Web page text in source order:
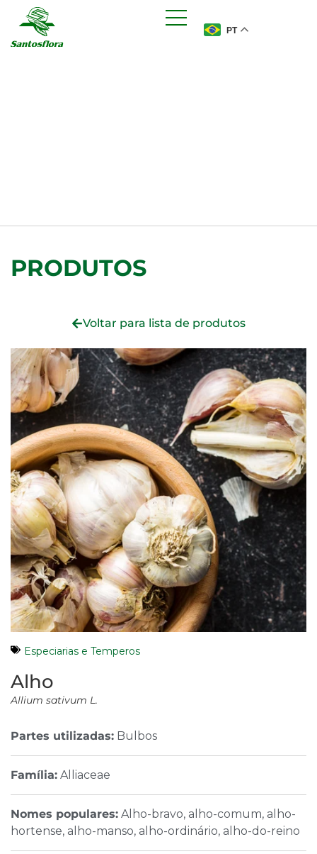
PT
PRODUTOS
Voltar para lista de produtos
Especiarias e Temperos
Alho
Allium sativum L.
Partes utilizadas: Bulbos
Família: Alliaceae
Nomes populares: Alho-bravo, alho-comum, alho-
hortense, alho-manso, alho-ordinário, alho-do-reino